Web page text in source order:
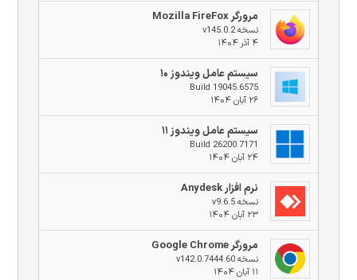
مرورگر Mozilla FireFox
نسخه v145.0.2
۴ آذر ۱۴۰۴
سیستم عامل ویندوز ۱۰
Build 19045.6575
۲۶ آبان ۱۴۰۴
سیستم عامل ویندوز ۱۱
Build 26200.7171
۲۴ آبان ۱۴۰۴
نرم افزار Anydesk
نسخه v9.6.5
۲۳ آبان ۱۴۰۴
مرورگر Google Chrome
نسخه v142.0.7444.60
۱۱ آبان ۱۴۰۴